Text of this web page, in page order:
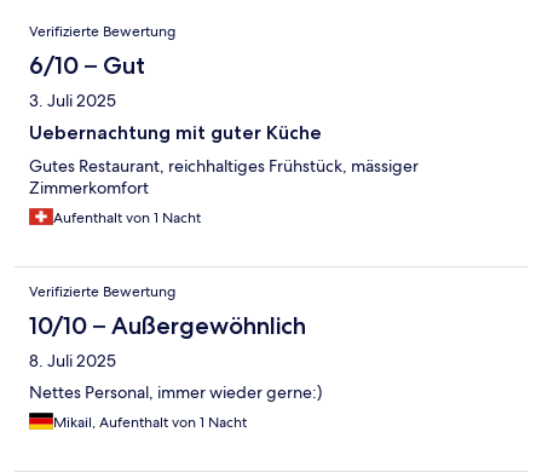
Bewertungen
Verifizierte Bewertung
6/10 – Gut
3. Juli 2025
Uebernachtung mit guter Küche
Gutes Restaurant, reichhaltiges Frühstück, mässiger
Zimmerkomfort
Aufenthalt von 1 Nacht
Verifizierte Bewertung
10/10 – Außergewöhnlich
8. Juli 2025
Nettes Personal, immer wieder gerne:)
Mikail, Aufenthalt von 1 Nacht